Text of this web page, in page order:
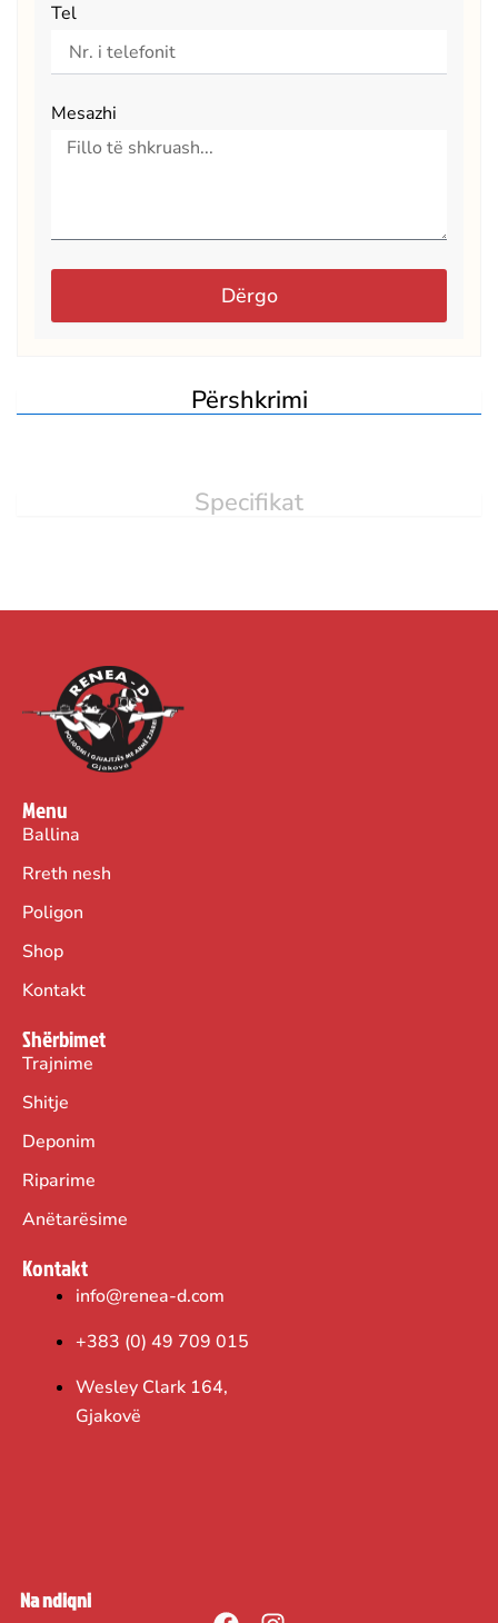
Tel
Mesazhi
Dërgo
Përshkrimi
Specifikat
Menu
Ballina
Rreth nesh
Poligon
Shop
Kontakt
Shërbimet
Trajnime
Shitje
Deponim
Riparime
Anëtarësime
Kontakt
info@renea-d.com
+383 (0) 49 709 015
Wesley Clark 164,
Gjakovë
Na ndiqni